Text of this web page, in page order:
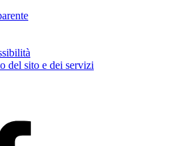
del sito e dei servizi